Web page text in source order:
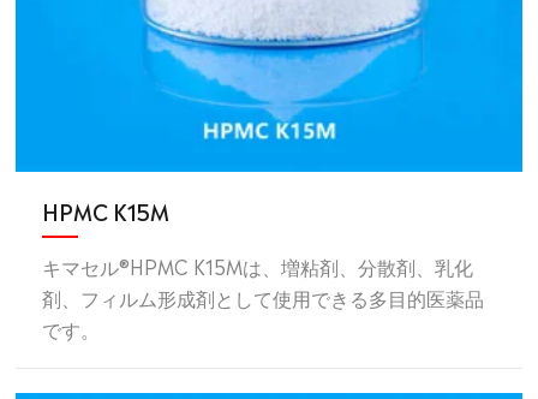
HPMC K15M
キマセル®HPMC K15Mは、増粘剤、分散剤、乳化
剤、フィルム形成剤として使用できる多目的医薬品
です。